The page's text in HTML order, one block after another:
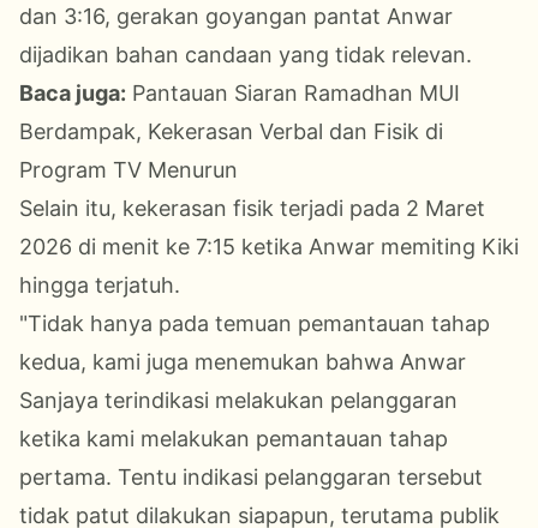
dan 3:16, gerakan goyangan pantat Anwar
dijadikan bahan candaan yang tidak relevan.
Baca juga: Pantauan Siaran Ramadhan MUI
Berdampak, Kekerasan Verbal dan Fisik di
Program TV Menurun
Selain itu, kekerasan fisik terjadi pada 2 Maret
2026 di menit ke 7:15 ketika Anwar memiting Kiki
hingga terjatuh.
"Tidak hanya pada temuan pemantauan tahap
kedua, kami juga menemukan bahwa Anwar
Sanjaya terindikasi melakukan pelanggaran
ketika kami melakukan pemantauan tahap
pertama. Tentu indikasi pelanggaran tersebut
tidak patut dilakukan siapapun, terutama publik